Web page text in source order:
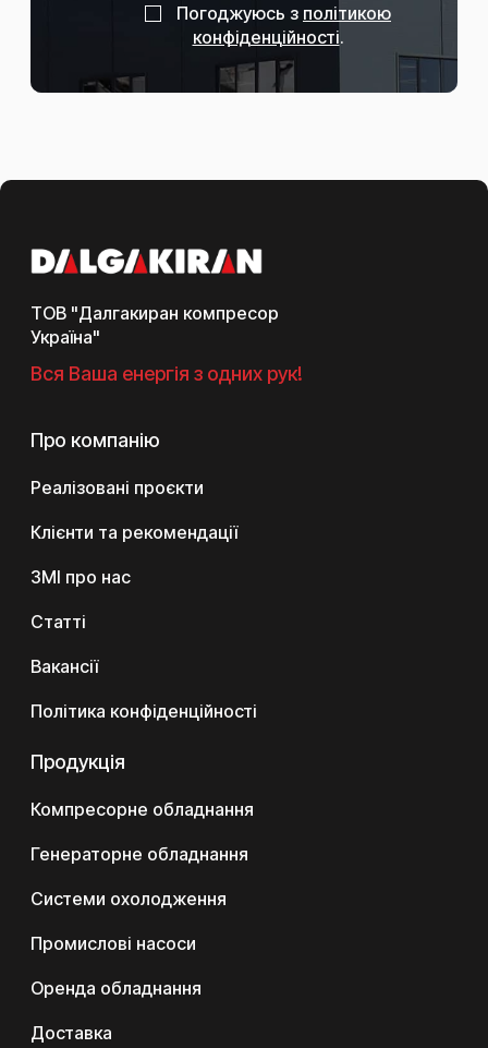
Погоджуюсь з політикою
конфіденційності.
ТОВ "Далгакиран компресор
Україна"
Вся Ваша енергія з одних рук!
Про компанію
Реалізовані проєкти
Клієнти та рекомендації
ЗМІ про нас
Статті
Вакансії
Політика конфіденційності
Продукція
Компресорне обладнання
Генераторне обладнання
Системи охолодження
Промислові насоси
Оренда обладнання
Доставка